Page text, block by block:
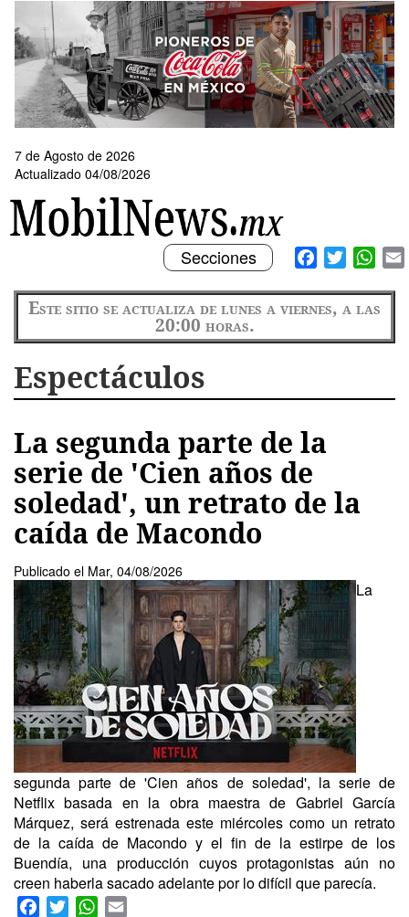
contenido
principal
7 de Agosto de 2026
Actualizado 04/08/2026
Facebook
Twitter
Toggle
navigation
Secciones
Este sitio se actualiza de lunes a viernes, a las
20:00 horas.
Espectáculos
La segunda parte de la
serie de 'Cien años de
soledad', un retrato de la
caída de Macondo
Publicado el Mar, 04/08/2026
La
segunda parte de 'Cien años de soledad', la serie de
Netflix basada en la obra maestra de Gabriel García
Márquez, será estrenada este miércoles como un retrato
de la caída de Macondo y el fin de la estirpe de los
Buendía, una producción cuyos protagonistas aún no
creen haberla sacado adelante por lo difícil que parecía.
Facebook
TwitterWhatsApp